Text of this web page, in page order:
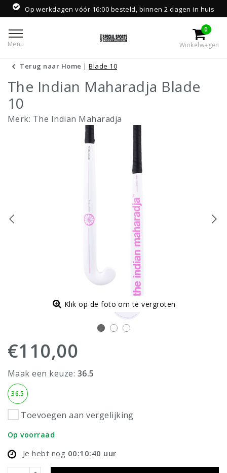
Op werkdagen vóór 16:00 besteld, binnen 2 dagen in huis
Menu
0
Winkelwagen
Terug naar Home |Blade 10
The Indian Maharadja Blade
10
Merk: The Indian Maharadja
Klik op de foto om te vergroten
€110,00
Maak een keuze: 36.5
36.5
Toevoegen aan vergelijking
Op voorraad
Je hebt nog 00:10:40 uur